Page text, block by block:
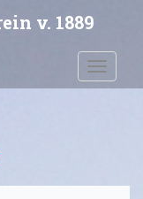
v. 1889
Toggle